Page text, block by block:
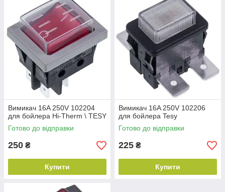
Вимикач 16A 250V 102204
для бойлера Hi-Therm \ TESY
Готово до відправки
250 ₴
Купити
Вимикач 16A 250V 102206
для бойлера Tesy
Готово до відправки
225 ₴
Купити